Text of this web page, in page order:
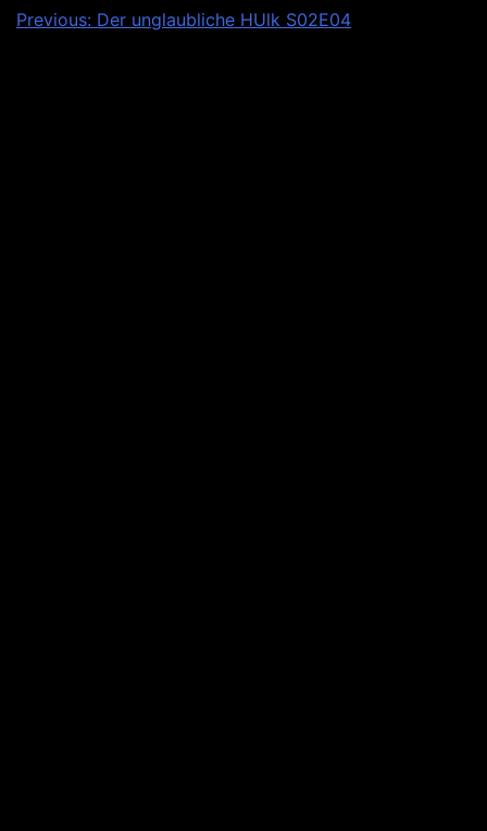
Beitragsnavigation
Previous: Der unglaubliche HUlk S02E04